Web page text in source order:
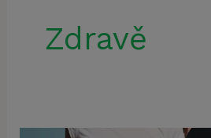
Zdravě